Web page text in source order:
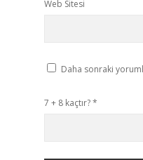
Web Sitesi
Daha sonraki
7 + 8 kaçtır?*